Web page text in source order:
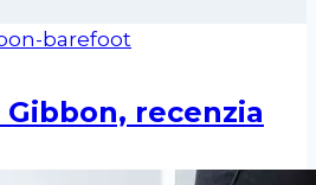
recenzia